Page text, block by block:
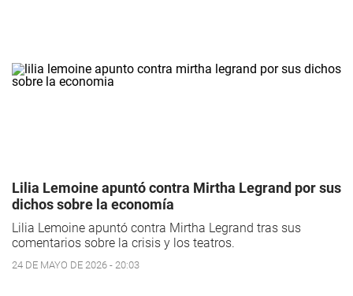
Lilia Lemoine apuntó contra Mirtha Legrand por sus
dichos sobre la economía
Lilia Lemoine apuntó contra Mirtha Legrand tras sus
comentarios sobre la crisis y los teatros.
24 DE MAYO DE 2026 - 20:03